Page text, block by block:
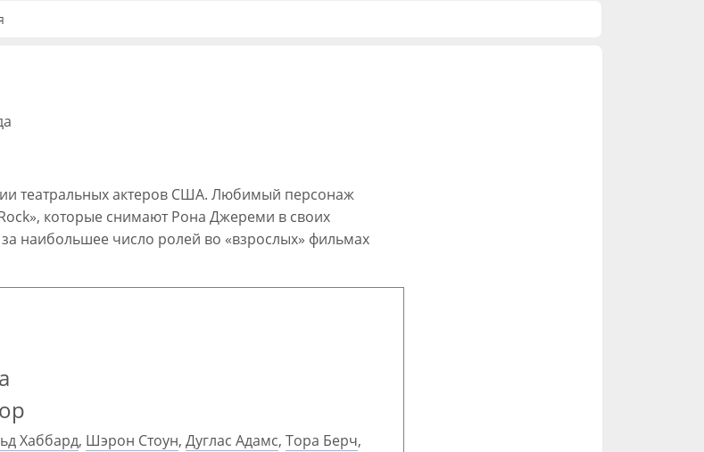
театральных актеров США. Любимый персонаж
которые снимают Рона Джереми в своих
наибольшее число ролей во «взрослых» фильмах
Хаббард, Шэрон Стоун, Дуглас Адамс, Тора Берч,